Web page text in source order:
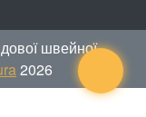
швейної
2026